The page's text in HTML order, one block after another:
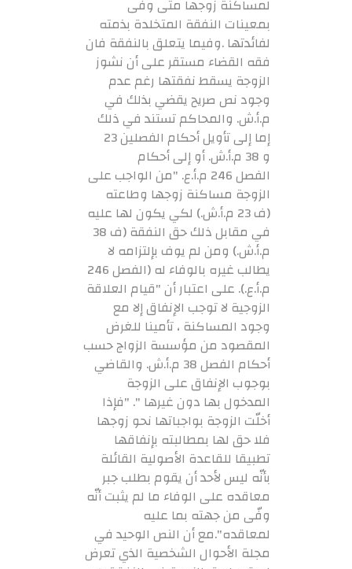
لمساكنة زوجها متى وفى
بمعينات النفقة المتخلدة بذمته
لفائدتها .وفيما يتعلق بالنفقة فان
فقه القضاء مستقر على أن نشوز
الزوجة يسقط نفقتها رغم عدم
وجود نص صريح يقضي بذلك في
م.أ.ش. والمحاكم تستند في ذلك
إما إلى تأويل أحكام الفصلين 23
و 38 م.أ.ش. أو إلى أحكام
الفصل 246 م.أ.ع. "من الواجب على
الزوجة مساكنة زوجها وطاعته
(ف 23 م.أ.ش.) لكي يكون لها عليه
في مقابل ذلك حق النفقة (ف 38
م.أ.ش.) ومن لم يوف بإلتزامه لا
يطالب غيره بالوفاء له (الفصل 246
م.أ.ع.). على اعتبار أن "قيام العلاقة
الزوجية لا توجب الإنفاق إلا مع
وجود المساكنة ، تأمينا للغرض
المقصود من مؤسسة الزواج حسب
أحكام الفصل 38 م.أ.ش. والقاضي
بوجوب الإنفاق على الزوجة
المدخول بها دون غيرها ". "فإذا
أخلّت الزوجة بواجباتها نحو زوجها
فلا حق لها بمطالبته بإنفاقها
تطبيقا للقاعدة الأصولية القائلة
بأنّه ليس لأحد أن يقوم بطلب جبر
معاقده على الوفاء ما لم يثبت أنّه
وفّى من جهته بما عليه
لمعاقده".مع أن النص الوحيد في
مجلة الأحوال الشخصية الذي تعرض